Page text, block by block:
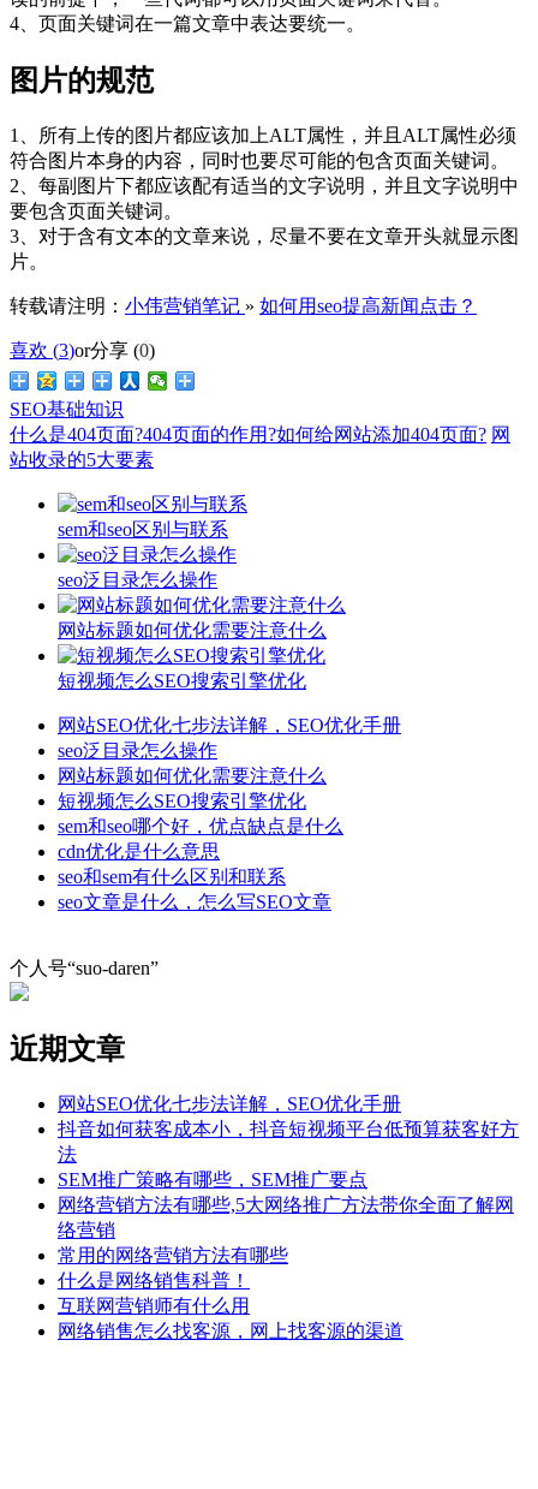
4、页面关键词在一篇文章中表达要统一。
图片的规范
1、所有上传的图片都应该加上ALT属性，并且ALT属性必须
符合图片本身的内容，同时也要尽可能的包含页面关键词。
2、每副图片下都应该配有适当的文字说明，并且文字说明中
要包含页面关键词。
3、对于含有文本的文章来说，尽量不要在文章开头就显示图
片。
转载请注明： 小伟营销笔记 » 如何用seo提高新闻点击？
喜欢 (3)or分享 (0)
SEO基础知识
什么是404页面?404页面的作用?如何给网站添加404页面? 网
站收录的5大要素
sem和seo区别与联系
seo泛目录怎么操作
网站标题如何优化需要注意什么
短视频怎么SEO搜索引擎优化
网站SEO优化七步法详解，SEO优化手册
seo泛目录怎么操作
网站标题如何优化需要注意什么
短视频怎么SEO搜索引擎优化
sem和seo哪个好，优点缺点是什么
cdn优化是什么意思
seo和sem有什么区别和联系
seo文章是什么，怎么写SEO文章
个人号“suo-daren”
近期文章
网站SEO优化七步法详解，SEO优化手册
抖音如何获客成本小，抖音短视频平台低预算获客好方
法
SEM推广策略有哪些，SEM推广要点
网络营销方法有哪些,5大网络推广方法带你全面了解网
络营销
常用的网络营销方法有哪些
什么是网络销售科普！
互联网营销师有什么用
网络销售怎么找客源，网上找客源的渠道